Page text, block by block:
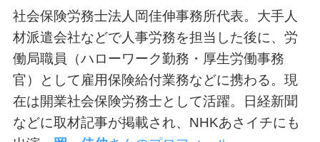
社会保険労務士法人岡佳伸事務所代表。大手人
材派遣会社などで人事労務を担当した後に、労
働局職員（ハローワーク勤務・厚生労働事務
官）として雇用保険給付業務などに携わる。現
在は開業社会保険労務士として活躍。日経新聞
などに取材記事が掲載され、NHKあさイチにも